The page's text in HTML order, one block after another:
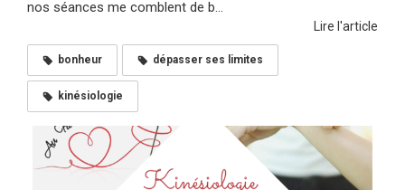
nos séances me comblent de b...
Lire l'article
bonheur dépasser ses limites
kinésiologie